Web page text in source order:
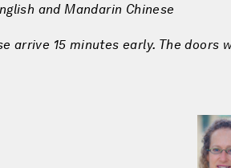
and Mandarin Chinese
arrive 15 minutes early. The